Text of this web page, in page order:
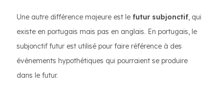
Une autre différence majeure est le futur subjonctif, qui
existe en portugais mais pas en anglais. En portugais, le
subjonctif futur est utilisé pour faire référence à des
événements hypothétiques qui pourraient se produire
dans le futur.